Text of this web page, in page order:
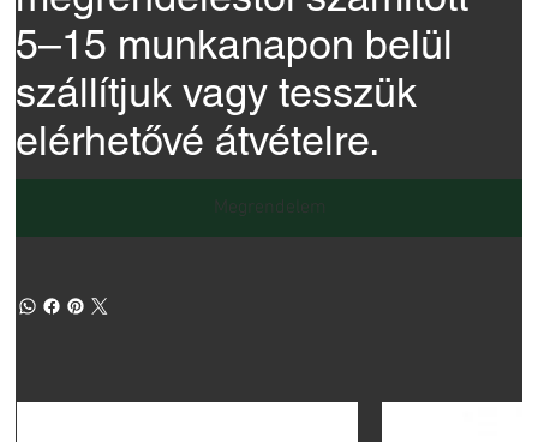
5–15 munkanapon belül
szállítjuk vagy tesszük
elérhetővé átvételre.
Megrendelem